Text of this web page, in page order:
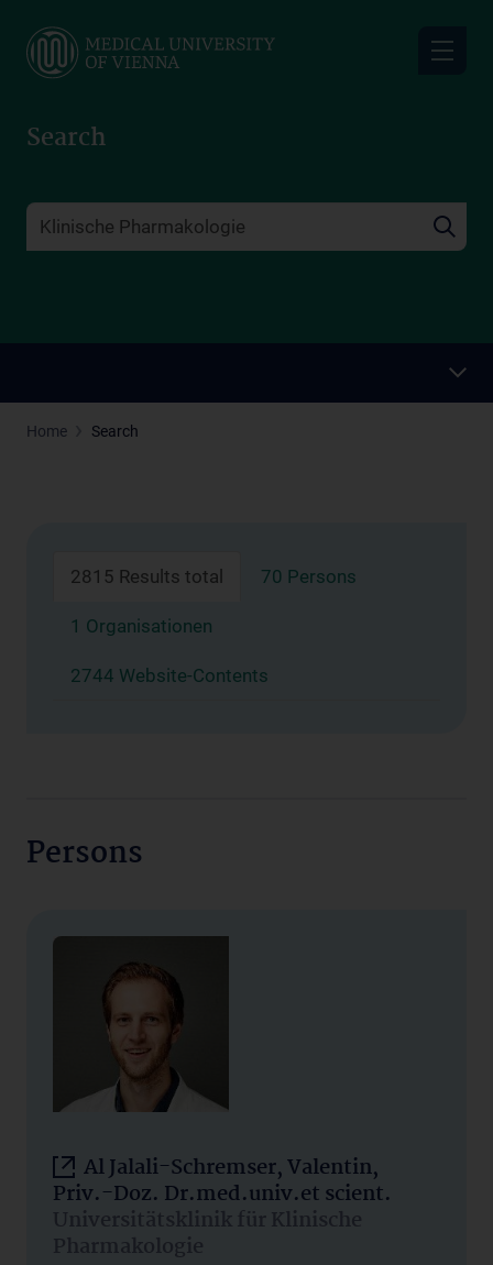
main
Search
Home Search
2815 Results total 70 Persons
1 Organisationen
2744 Website-Contents
Persons
Al Jalali-Schremser, Valentin,
Priv.-Doz. Dr.med.univ.et scient.
Universitätsklinik für Klinische
Pharmakologie